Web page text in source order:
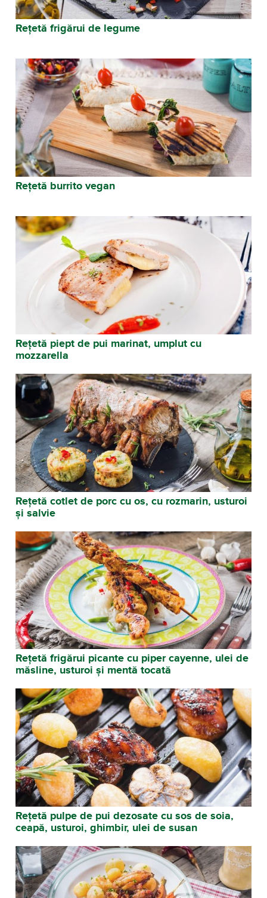
Rețetă frigărui de legume
Rețetă burrito vegan
Rețetă piept de pui marinat, umplut cu
mozzarella
Rețetă cotlet de porc cu os, cu rozmarin, usturoi
și salvie
Rețetă frigărui picante cu piper cayenne, ulei de
măsline, usturoi și mentă tocată
Rețetă pulpe de pui dezosate cu sos de soia,
ceapă, usturoi, ghimbir, ulei de susan